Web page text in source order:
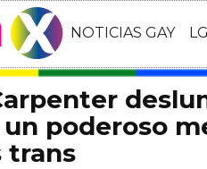
NOTICIAS GAY
poderoso
trans